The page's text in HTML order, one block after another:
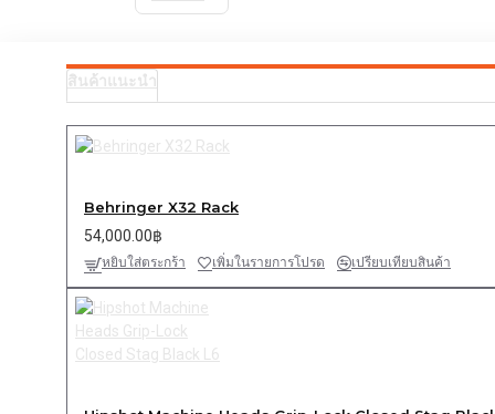
สินค้าแนะนำ
Behringer X32 Rack
54,000.00฿
หยิบใส่ตระกร้า เพิ่มในรายการโปรด เปรียบเทียบสินค้า